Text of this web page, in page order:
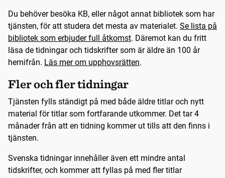
Du behöver besöka KB, eller något annat bibliotek som har
tjänsten, för att studera det mesta av materialet. Se lista på
bibliotek som erbjuder full åtkomst. Däremot kan du fritt
läsa de tidningar och tidskrifter som är äldre än 100 år
hemifrån. Läs mer om upphovsrätten.
Fler och fler tidningar
Tjänsten fylls ständigt på med både äldre titlar och nytt
material för titlar som fortfarande utkommer. Det tar 4
månader från att en tidning kommer ut tills att den finns i
tjänsten.
Svenska tidningar innehåller även ett mindre antal
tidskrifter, och kommer att fyllas på med fler titlar